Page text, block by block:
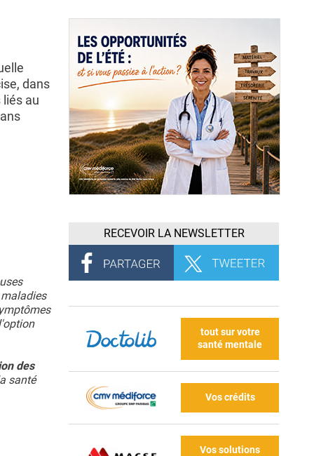
dans
au
des
santé
RECEVOIR LA NEWSLETTER
tout sur votre
santé mentale
Vos crédits
Vos solutions